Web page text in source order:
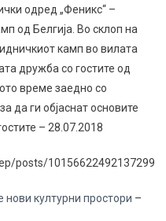
одред „Феникс“ –
од Белгија. Во склоп на
камп во вилата
дружба со гостите од
време заедно со
да ги објаснат основите
е – 28.07.2018
posts/10156622492137299
културни простори –